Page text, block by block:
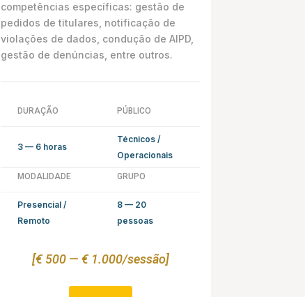
competências específicas: gestão de
pedidos de titulares, notificação de
violações de dados, condução de AIPD,
gestão de denúncias, entre outros.
DURAÇÃO PÚBLICO
3 — 6 horas
Técnicos /
Operacionais
MODALIDADE GRUPO
Presencial /
Remoto
8 — 20
pessoas
[€ 500 — € 1.000/sessão]